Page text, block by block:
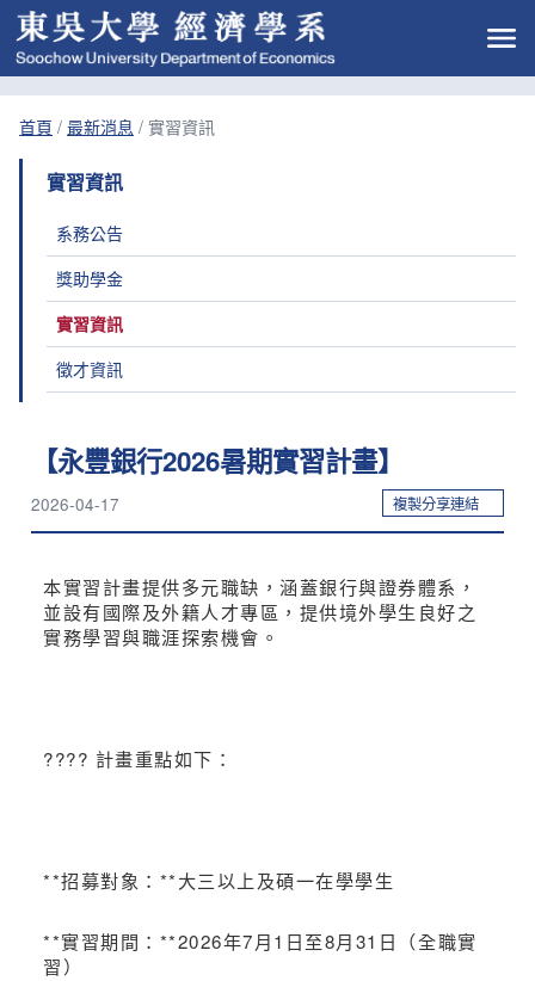
首頁 / 最新消息 / 實習資訊
實習資訊
系務公告
獎助學金
實習資訊
徵才資訊
【永豐銀行2026暑期實習計畫】
2026-04-17 複製分享連結
本實習計畫提供多元職缺，涵蓋銀行與證券體系，
並設有國際及外籍人才專區，提供境外學生良好之
實務學習與職涯探索機會。
???? 計畫重點如下：
**招募對象：**大三以上及碩一在學學生
**實習期間：**2026年7月1日至8月31日（全職實
習）